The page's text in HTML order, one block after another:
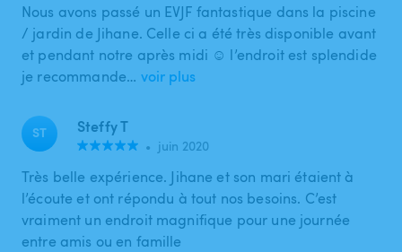
Nous avons passé un EVJF fantastique dans la piscine
/ jardin de Jihane. Celle ci a été très disponible avant
et pendant notre après midi ☺️ l’endroit est splendide
je recommande… voir plus
ST Steffy T
• juin 2020
Très belle expérience. Jihane et son mari étaient à
l’écoute et ont répondu à tout nos besoins. C’est
vraiment un endroit magnifique pour une journée
entre amis ou en famille